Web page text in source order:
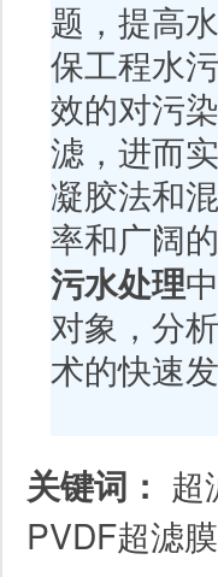
题，提高
保工程水
效的对污
滤，进而
凝胶法和
率和广阔
污水处理
对象，分
术的快速
关键词： 超
PVDF超滤膜